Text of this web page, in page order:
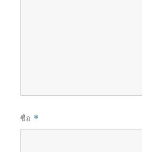
ชื่อ *